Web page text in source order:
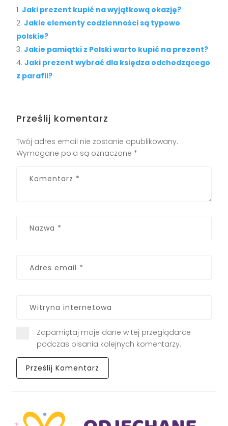
Jaki prezent kupić na wyjątkową okazję?
Jakie elementy codzienności są typowo
polskie?
Jakie pamiątki z Polski warto kupić na prezent?
Jaki prezent wybrać dla księdza odchodzącego
z parafii?
Prześlij komentarz
Twój adres email nie zostanie opublikowany.
Wymagane pola są oznaczone *
Zapamiętaj moje dane w tej przeglądarce
podczas pisania kolejnych komentarzy.